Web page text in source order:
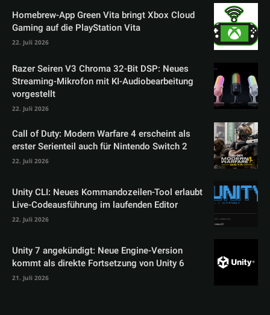
Homebrew-App Green Vita bringt Xbox Cloud
Gaming auf die PlayStation Vita
22. Juli 2026
Razer Seiren V3 Chroma 32-Bit DSP: Neues
Streaming-Mikrofon mit KI-Audiobearbeitung
vorgestellt
22. Juli 2026
Call of Duty: Modern Warfare 4 erscheint als
erster Serienteil auch für Nintendo Switch 2
22. Juli 2026
Unity CLI: Neues Kommandozeilen-Tool erlaubt
Live-Codeausführung im laufenden Editor
22. Juli 2026
Unity 7 angekündigt: Neue Engine-Version
kommt als direkte Fortsetzung von Unity 6
21. Juli 2026